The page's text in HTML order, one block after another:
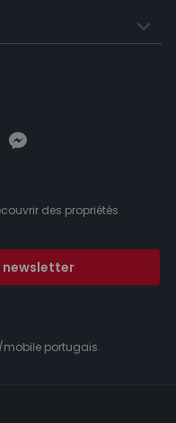
des propriétés
newsletter
mobile portugais.